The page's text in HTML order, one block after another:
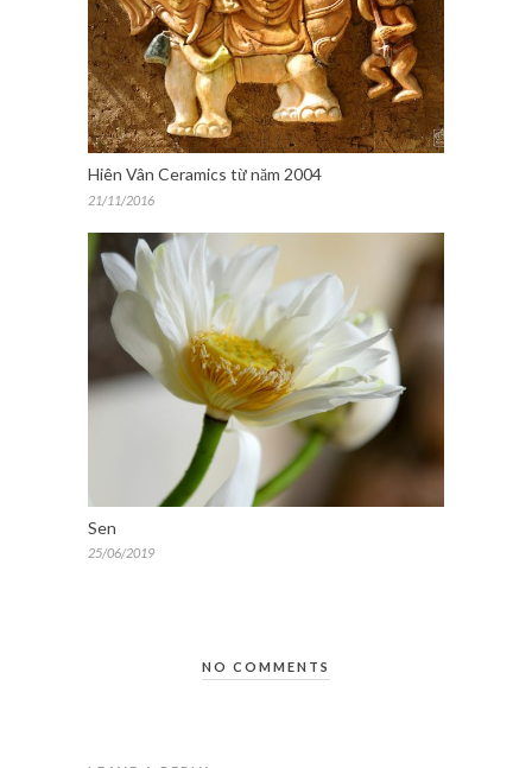
Hiên Vân Ceramics từ năm 2004
21/11/2016
Sen
25/06/2019
NO COMMENTS